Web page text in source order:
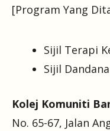
[Program Yang
Sijil Terapi
Sijil
Kolej Komuniti
No. 65-67, Jalan